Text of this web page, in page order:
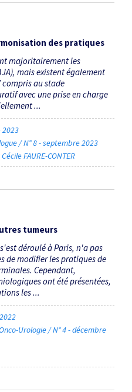
des pratiques
majoritairement les
mais existent également
compris au stade
avec une prise en charge
...
2023
/ N° 8 - septembre 2023
FAURE-CONTER
tumeurs
déroulé à Paris, n'a pas
de modifier les pratiques de
Cependant,
ont été présentées,
les ...
Urologie / N° 4 - décembre